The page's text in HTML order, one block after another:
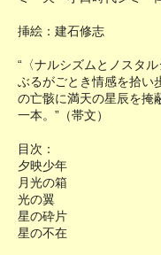
挿絵：建石修志
“〈ナルシズムとノスタ
ぶるがごとき情感を拾い
の亡骸に満天の星辰を掩
一本。”（帯文）
目次：
夕映少年
月光の箱
光の翼
星の砕片
星の不在